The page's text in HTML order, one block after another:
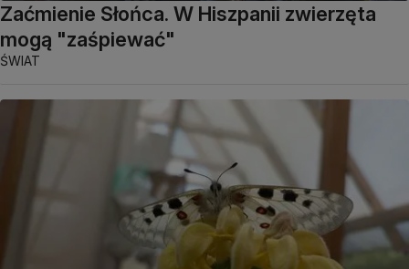
Zaćmienie Słońca. W Hiszpanii zwierzęta
mogą "zaśpiewać"
ŚWIAT